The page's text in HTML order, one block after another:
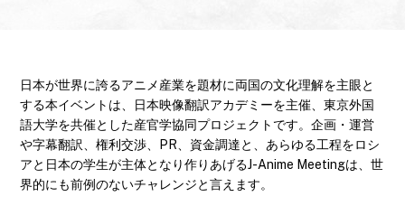
2020.03.13 J-Anime Meeting in Russiaが日露地域・姉妹
都市交流年事業に認定されました！
2020.03.06モスクワ市立大学外国語学部のサイトに、当
プロジェクトのオフラインミーティングの様子
が掲載され
ました！
日本が世界に誇るアニメ産業を題材に両国の文化理解を主眼と
する本イベントは、日本映像翻訳アカデミーを主催、東京外国
語大学を共催とした産官学協同プロジェクトです。企画・運営
や字幕翻訳、権利交渉、PR、資金調達と、あらゆる工程をロシ
アと日本の学生が主体となり作りあげるJ-Anime Meetingは、世
界的にも前例のないチャレンジと言えます。